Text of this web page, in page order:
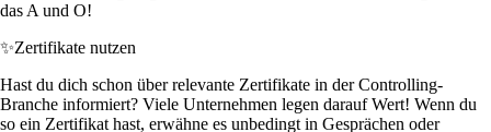
das A und O!
✨Zertifikate nutzen
Hast du dich schon über relevante Zertifikate in der Controlling-
Branche informiert? Viele Unternehmen legen darauf Wert! Wenn du
so ein Zertifikat hast, erwähne es unbedingt in Gesprächen oder